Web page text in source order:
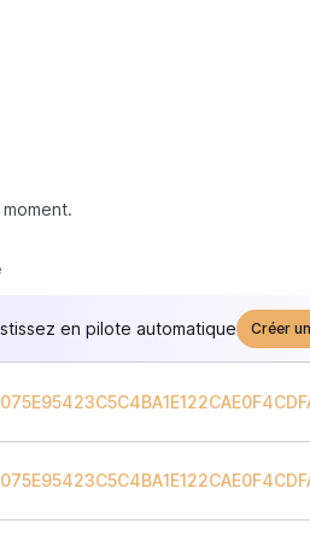
en pilote automatique Créer